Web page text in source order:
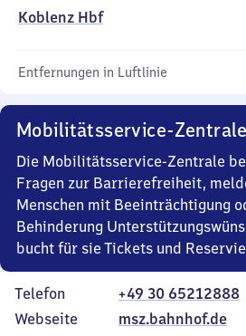
Koblenz Hbf
Entfernungen in Luftlinie
Mobilitätsservice-Zentrale
Die Mobilitätsservice-Zentrale
Fragen zur Barrierefreiheit,
Menschen mit Beeinträchtigung
Behinderung
bucht für sie Tickets und
Telefon
+49 30 65212888
Webseite
msz.bahnhof.de